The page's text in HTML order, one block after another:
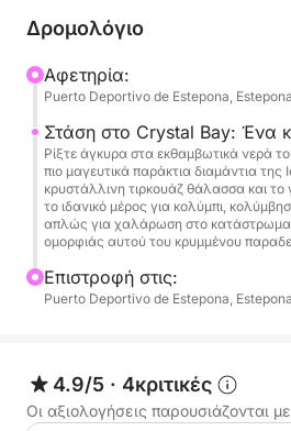
βελούδινα καθίσματα και τον
γεύση από την έντονη ζωή.
ποτά, ελαφριά σνακ και την
μουσική παίζοντας μέσω του
ηχείου Bluetooth καθώς
άνεση.
Αυτό που κάνει αυτή την
περισσότερο από ένα σκάφος,
Με χώρο για 12 άτομα και 2
αυθόρμητη απόδραση στη
Ο μοντέρνος σχεδιασμός και
Δρομολόγιο
Αφετηρία:
Puerto Deportivo de Estepona,
Στάση στο Crystal Bay: Ένα
Ρίξτε άγκυρα στα εκθαμβωτικά νερά
πιο μαγευτικά παράκτια διαμάντια της
κρυστάλλινη τιρκουάζ θάλασσα και το
το ιδανικό μέρος για κολύμπι,
απλώς για χαλάρωση στο κατάστρωμα
ομορφιάς αυτού του κρυμμένου
Επιστροφή στις:
Puerto Deportivo de Estepona,
4.9/5 · 4κριτικές
Οι αξιολογήσεις παρουσιάζονται